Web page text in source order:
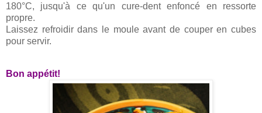
180°C, jusqu'à ce qu'un cure-dent enfoncé en ressorte
propre.
Laissez refroidir dans le moule avant de couper en cubes
pour servir.
Bon appétit!